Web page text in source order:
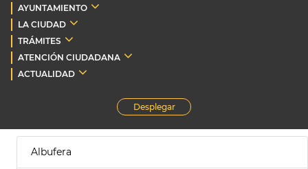
AYUNTAMIENTO
LA CIUDAD
TRÁMITES
ATENCIÓN CIUDADANA
ACTUALIDAD
Desplegar
Albufera